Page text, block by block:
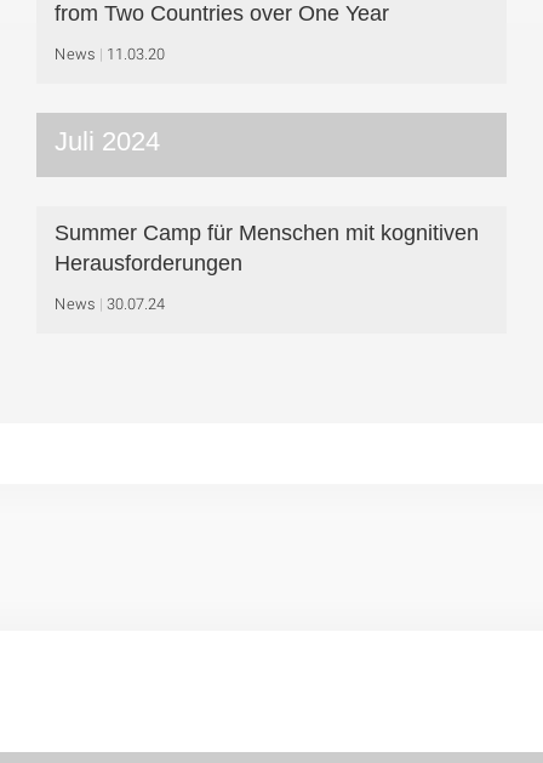
from Two Countries over One Year
News 11.03.20
Juli 2024
Summer Camp für Menschen mit kognitiven
Herausforderungen
News 30.07.24